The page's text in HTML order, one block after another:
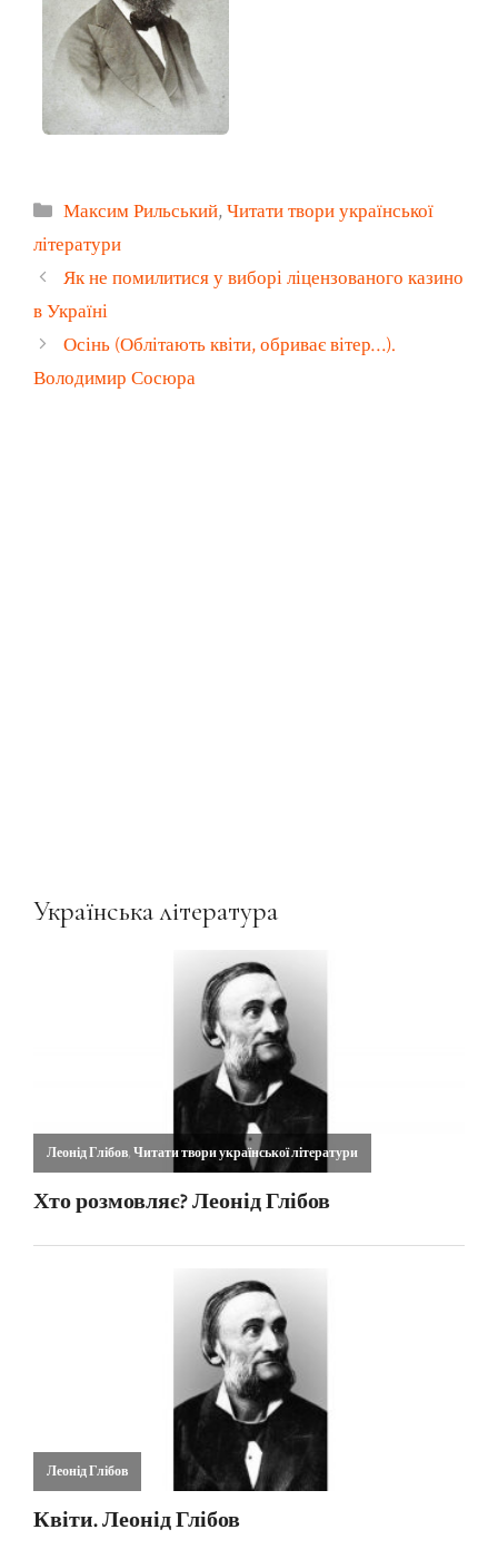
Категорії
Максим Рильський,Читати твори української
літератури
Як не помилитися у виборі ліцензованого казино
в Україні
Осінь (Облітають квіти, обриває вітер…).
Володимир Сосюра
Українська література